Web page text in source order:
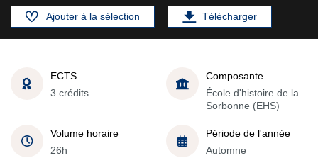
Ajouter à la sélection Télécharger
ECTS
3 crédits
Composante
École d'histoire de la
Sorbonne (EHS)
Volume horaire
26h
Période de l'année
Automne